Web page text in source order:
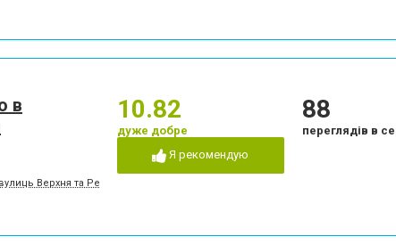
в
Верхня та Рекордна) (вхід зі сторони вулиці Верхньої)
10.82
дуже добре
Я рекомендую
88
переглядів в